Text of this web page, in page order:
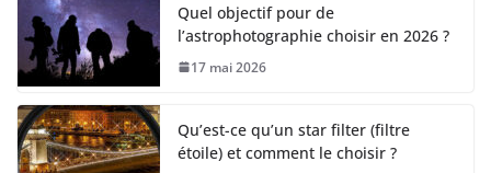
Quel objectif pour de
l’astrophotographie choisir en 2026 ?
17 mai 2026
Qu’est-ce qu’un star filter (filtre
étoile) et comment le choisir ?